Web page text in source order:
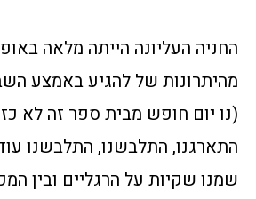
החניה העליונה הייתה מלאה
מהיתרונות של להגיע באמצע
(נו יום חופש מבית ספר זה לא
התארגנו, התלבשנו, התלבשנו
שמנו שקיות על הרגליים ובין